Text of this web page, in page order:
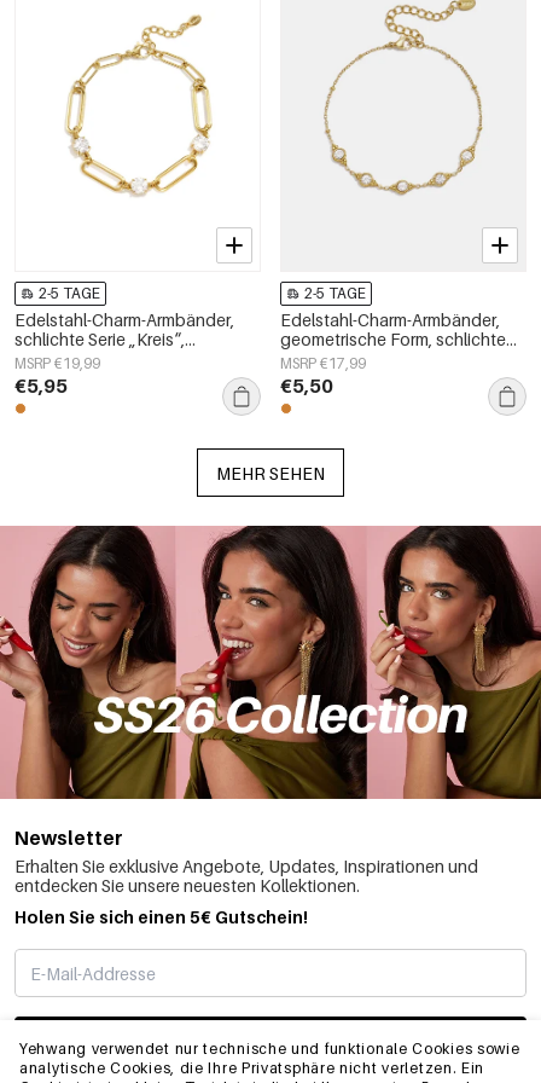
Yehwang verwendet nur technische und funktionale Cookies sowie
analytische Cookies, die Ihre Privatsphäre nicht verletzen. Ein
2-5 TAGE
Edelstahl-Charm-Armbänder,
schlichte Serie „Kreis“,
Damenschmuck
MSRP €19,99
€5,95
2-5 TAGE
Edelstahl-Charm-Armbänder,
geometrische Form, schlichte
Alltagsserie, Damenschmuck
MSRP €17,99
€5,50
MEHR SEHEN
Newsletter
Erhalten Sie exklusive Angebote, Updates, Inspirationen und
entdecken Sie unsere neuesten Kollektionen.
Holen Sie sich einen 5€ Gutschein!
ABONNIEREN